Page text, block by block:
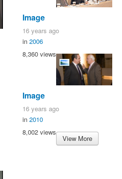
Image
16 years ago
in 2006
8,360 views
Image
16 years ago
in 2010
8,002 views
View More